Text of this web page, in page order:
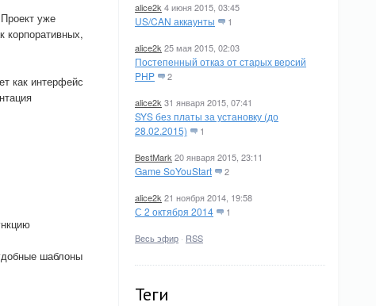
alice2k 4 июня 2015, 03:45
US/CAN аккаунты 1
alice2k 25 мая 2015, 02:03
Постепенный отказ от старых версий
PHP
2
alice2k 31 января 2015, 07:41
SYS без платы за установку (до
28.02.2015)
1
BestMark 20 января 2015, 23:11
Game SoYouStart 2
alice2k 21 ноября 2014, 19:58
С 2 октября 2014 1
Весь эфир · RSS
Теги
уже
корпоративных,
как интерфейс
шаблоны